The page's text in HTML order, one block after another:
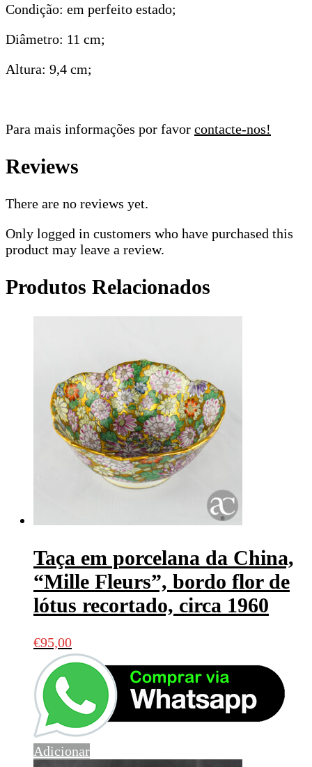
Condição: em perfeito estado;
Diâmetro: 11 cm;
Altura: 9,4 cm;
Para mais informações por favor contacte-nos!
Reviews
There are no reviews yet.
Only logged in customers who have purchased this
product may leave a review.
Produtos Relacionados
Taça em porcelana da China,
“Mille Fleurs”, bordo flor de
lótus recortado, circa 1960
€95,00
Adicionar